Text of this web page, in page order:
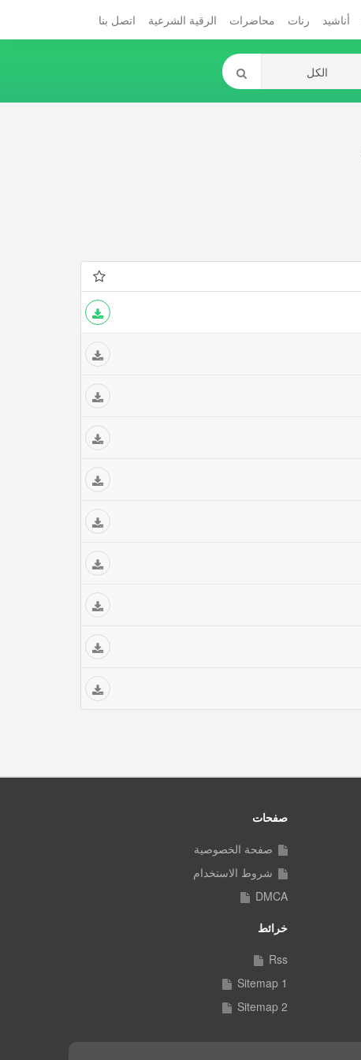
أناشيد رنات محاضرات الرقية الشرعية اتصل بنا
صفحات
صفحة الخصوصية
شروط الاستخدام
DMCA
خرائط
Rss
Sitemap 1
Sitemap 2